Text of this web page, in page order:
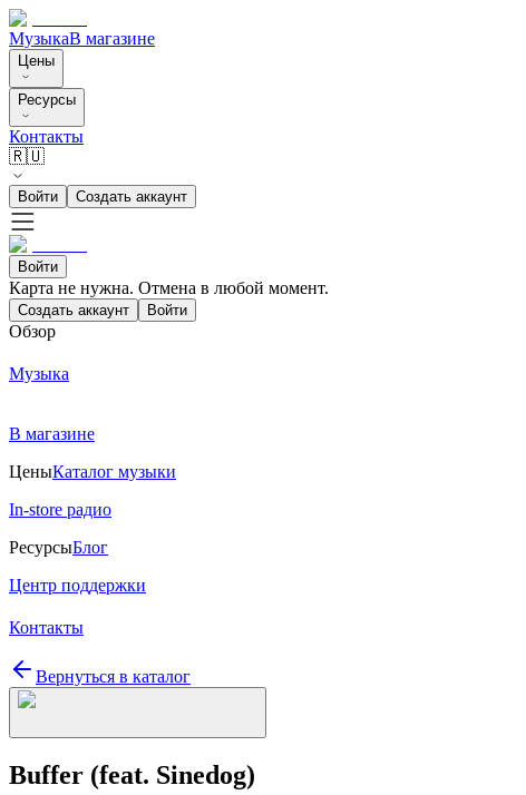
МузыкаВ магазине
Цены
Ресурсы
Контакты
🇷🇺
Войти Создать аккаунт
Войти
Карта не нужна. Отмена в любой момент.
Создать аккаунт Войти
Обзор
Музыка
В магазине
ЦеныКаталог музыки
In-store радио
РесурсыБлог
Центр поддержки
Контакты
Вернуться в каталог
Buffer (feat. Sinedog)